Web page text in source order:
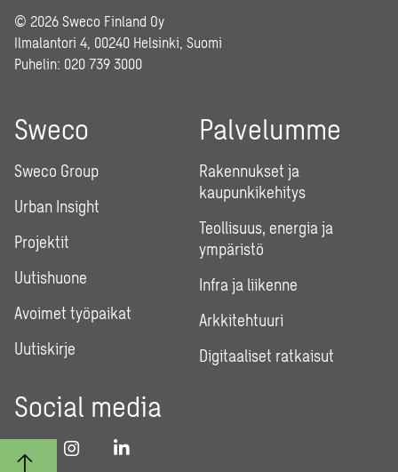
© 2026 Sweco Finland Oy
Ilmalantori 4, 00240 Helsinki, Suomi
Puhelin: 020 739 3000
Sweco
Sweco Group
Urban Insight
Projektit
Uutishuone
Avoimet työpaikat
Uutiskirje
Palvelumme
Rakennukset ja
kaupunkikehitys
Teollisuus, energia ja
ympäristö
Infra ja liikenne
Arkkitehtuuri
Digitaaliset ratkaisut
Social media